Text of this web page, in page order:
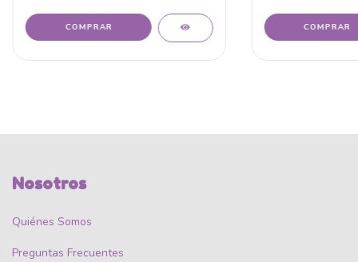
Nosotros
Quiénes Somos
Preguntas Frecuentes